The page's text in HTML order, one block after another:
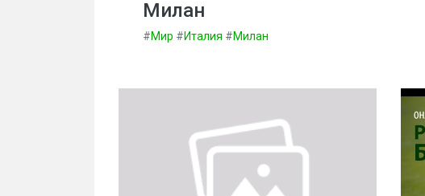
Милан
#Мир #Италия #Милан